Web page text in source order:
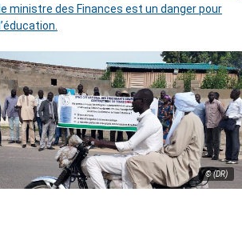
le ministre des Finances est un danger pour
l’éducation.
© (DR)